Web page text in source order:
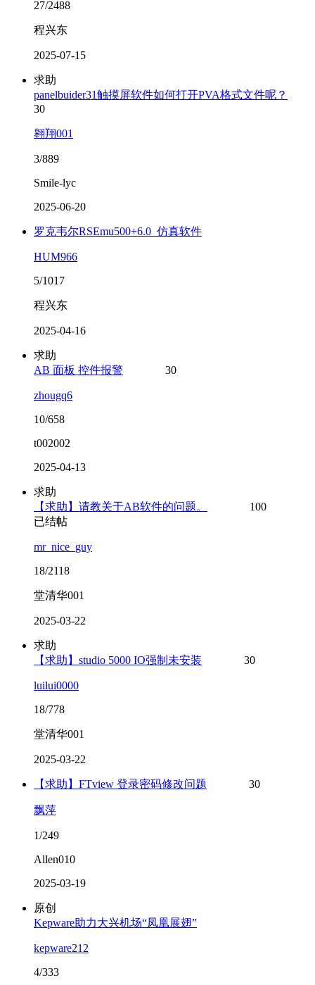
27/2488
程兴东
2025-07-15
求助
panelbuider31触摸屏软件如何打开PVA格式文件呢？
30
翱翔001
3/889
Smile-lyc
2025-06-20
罗克韦尔RSEmu500+6.0_仿真软件
HUM966
5/1017
程兴东
2025-04-16
求助
AB 面板 控件报警
30
zhougq6
10/658
t002002
2025-04-13
求助
【求助】请教关于AB软件的问题。
100
已结帖
mr_nice_guy
18/2118
堂清华001
2025-03-22
求助
【求助】studio 5000 IO强制未安装
30
luilui0000
18/778
堂清华001
2025-03-22
【求助】FTview 登录密码修改问题 30
飘萍
1/249
Allen010
2025-03-19
原创
Kepware助力大兴机场“凤凰展翅”
kepware212
4/333